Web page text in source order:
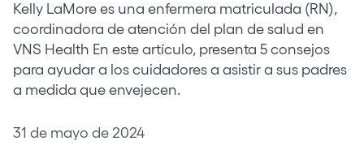
Kelly LaMore es una enfermera matriculada (RN),
coordinadora de atención del plan de salud en
VNS Health En este artículo, presenta 5 consejos
para ayudar a los cuidadores a asistir a sus padres
a medida que envejecen.
31 de mayo de 2024